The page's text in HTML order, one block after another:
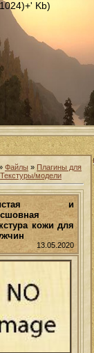
Файлы » Плагины для
Текстуры/модели
и
кожи для
13.05.2020
Kb)